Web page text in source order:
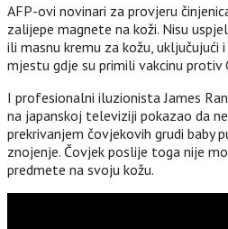
AFP-ovi novinari za provjeru
zalijepe magnete na koži. Nisu
ili masnu kremu za kožu, uključujući
mjestu gdje su primili vakcinu protiv
I profesionalni iluzionista James
na japanskoj televiziji pokazao da
prekrivanjem čovjekovih grudi baby
znojenje. Čovjek poslije toga nije
predmete na svoju kožu.